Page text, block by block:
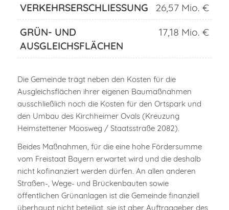
VERKEHRSERSCHLIESSUNG
26,57 Mio. €
GRÜN- UND
AUSGLEICHSFLÄCHEN
17,18 Mio. €
Die Gemeinde trägt neben den Kosten für die
Ausgleichsflächen ihrer eigenen Baumaßnahmen
ausschließlich noch die Kosten für den Ortspark und
den Umbau des Kirchheimer Ovals (Kreuzung
Heimstettener Moosweg / Staatsstraße 2082).
Beides Maßnahmen, für die eine hohe Fördersumme
vom Freistaat Bayern erwartet wird und die deshalb
nicht kofinanziert werden dürfen. An allen anderen
Straßen-, Wege- und Brückenbauten sowie
öffentlichen Grünanlagen ist die Gemeinde finanziell
überhaupt nicht beteiligt, sie ist aber Auftraggeber des